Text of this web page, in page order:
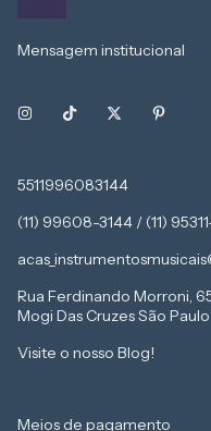
Mensagem institucional
5511996083144
(11) 99608-3144 / (11)
Rua Ferdinando Morroni,
Mogi Das Cruzes São Paulo
Visite o nosso Blog!
Meios de pagamento